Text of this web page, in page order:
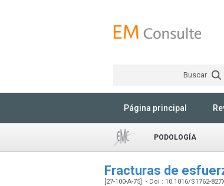
Buscar
Página principal
PODOLOGÍA
Fracturas de
[27-100-A-75] - Doi : 10.1016/S1762-